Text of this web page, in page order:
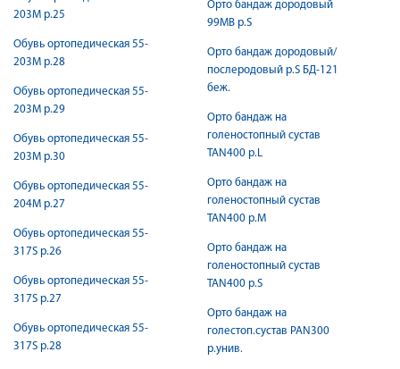
203М р.25
Обувь ортопедическая 55-
203М р.28
Обувь ортопедическая 55-
203М р.29
Обувь ортопедическая 55-
203М р.30
Обувь ортопедическая 55-
204М р.27
Обувь ортопедическая 55-
317S р.26
Обувь ортопедическая 55-
317S р.27
Обувь ортопедическая 55-
317S р.28
Орто бандаж дородовый
99МВ р.S
Орто бандаж дородовый/
послеродовый р.S БД-121
беж.
Орто бандаж на
голеностопный сустав
TAN400 р.L
Орто бандаж на
голеностопный сустав
TAN400 р.M
Орто бандаж на
голеностопный сустав
TAN400 р.S
Орто бандаж на
голестоп.сустав PAN300
р.унив.